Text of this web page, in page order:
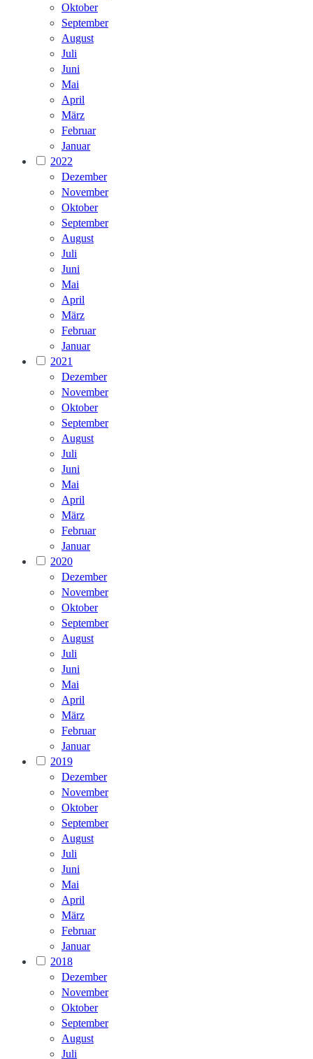
Oktober
September
August
Juli
Juni
Mai
April
März
Februar
Januar
2022
Dezember
November
Oktober
September
August
Juli
Juni
Mai
April
März
Februar
Januar
2021
Dezember
November
Oktober
September
August
Juli
Juni
Mai
April
März
Februar
Januar
2020
Dezember
November
Oktober
September
August
Juli
Juni
Mai
April
März
Februar
Januar
2019
Dezember
November
Oktober
September
August
Juli
Juni
Mai
April
März
Februar
Januar
2018
Dezember
November
Oktober
September
August
Juli